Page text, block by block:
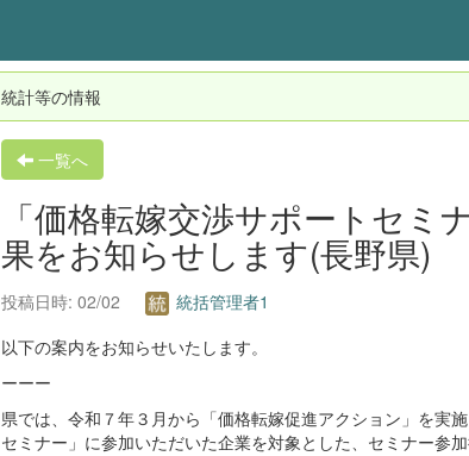
統計等の情報
一覧へ
「価格転嫁交渉サポートセ
果をお知らせします(長野県)
投稿日時: 02/02
統括管理者1
以下の案内をお知らせいたします。
ーーー
県では、令和７年３月から「価格転嫁促進アクション」を実
セミナー」に参加いただいた企業を対象とした、セミナー参